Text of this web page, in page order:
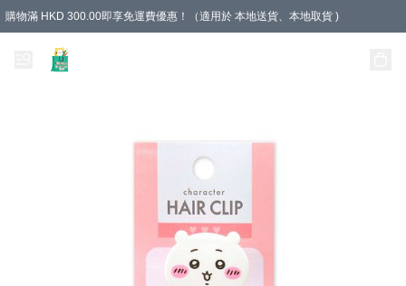
購物滿 HKD 300.00即享免運費優惠！（適用於 本地送貨、本地取貨 )